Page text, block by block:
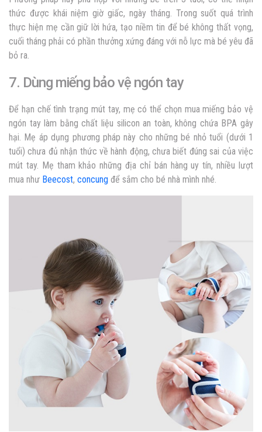
thức được khái niệm giờ giấc, ngày tháng. Trong suốt quá trình
thực hiện mẹ cần giữ lời hứa, tạo niềm tin để bé không thất vọng,
cuối tháng phải có phần thưởng xứng đáng với nỗ lực mà bé yêu đã
bỏ ra.
7. Dùng miếng bảo vệ ngón tay
Để hạn chế tình trạng mút tay, mẹ có thể chọn mua miếng bảo vệ
ngón tay làm bằng chất liệu silicon an toàn, không chứa BPA gây
hại. Mẹ áp dụng phương pháp này cho những bé nhỏ tuổi (dưới 1
tuổi) chưa đủ nhận thức về hành động, chưa biết đúng sai của việc
mút tay. Mẹ tham khảo những địa chỉ bán hàng uy tín, nhiều lượt
mua như Beecost, concung để sắm cho bé nhà mình nhé.